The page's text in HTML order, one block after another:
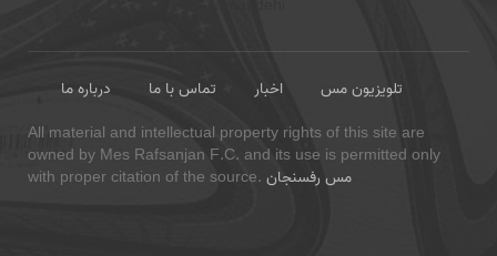
درباره ما تماس با ما اخبار
تلویزیون مس
All material and intellectual property rights of this site are
owned by Mes Rafsanjan F.C. and its use is permitted only
with proper citation of the source. مس رفسنجان